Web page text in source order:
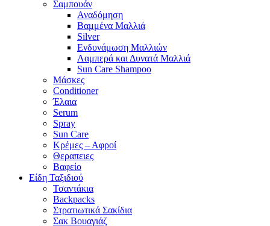
Σαμπουάν
Αναδόμηση
Βαμμένα Μαλλιά
Silver
Ενδυνάμωση Μαλλιών
Λαμπερά και Δυνατά Μαλλιά
Sun Care Shampoo
Μάσκες
Conditioner
Έλαια
Serum
Spray
Sun Care
Κρέμες – Αφροί
Θεραπειες
Βαφείο
Είδη Ταξιδιού
Τσαντάκια
Backpacks
Στρατιωτικά Σακίδια
Σακ Βουαγιάζ